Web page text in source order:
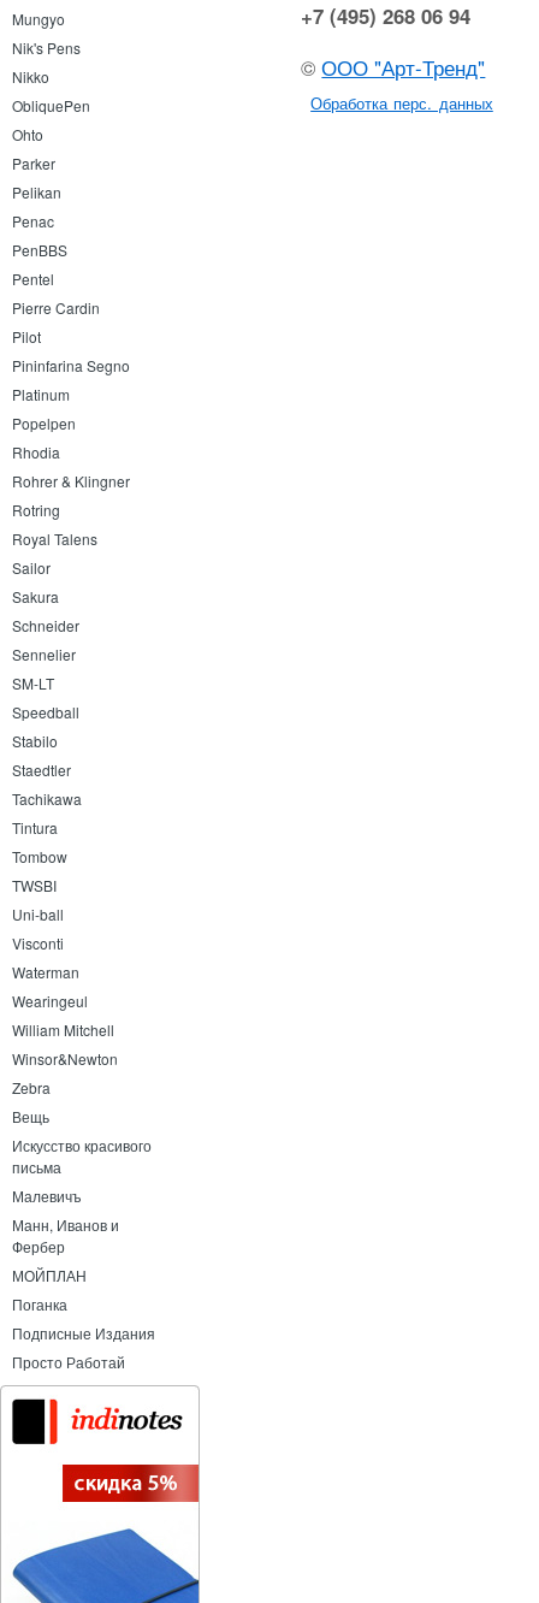
Mungyo
Nik's Pens
Nikko
ObliquePen
Ohto
Parker
Pelikan
Penac
PenBBS
Pentel
Pierre Cardin
Pilot
Pininfarina Segno
Platinum
Popelpen
Rhodia
Rohrer & Klingner
Rotring
Royal Talens
Sailor
Sakura
Schneider
Sennelier
SM-LT
Speedball
Stabilo
Staedtler
Tachikawa
Tintura
Tombow
TWSBI
Uni-ball
Visconti
Waterman
Wearingeul
William Mitchell
Winsor&Newton
Zebra
Вещь
Искусство красивого
письма
Малевичъ
Манн, Иванов и
Фербер
МОЙПЛАН
Поганка
Подписные Издания
Просто Работай
+7 (495) 268 06 94
©ООО "Арт-Тренд"
Обработка перс. данных